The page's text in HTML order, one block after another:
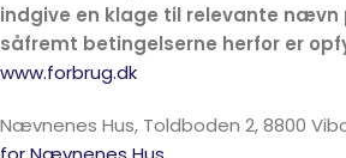
indgive en klage til relevante nævn
såfremt betingelserne herfor er
www.forbrug.dk
Nævnenes Hus, Toldboden 2, 8800